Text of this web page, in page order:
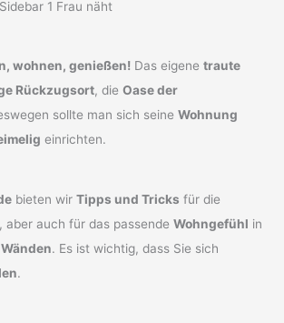
wohnen, genießen! Das eigenetraute
Rückzugsort, dieOase der
sollte man sich seineWohnung
einrichten.
bieten wirTipps und Tricks für die
, aber auch für das passendeWohngefühl in
. Es ist wichtig, dass Sie sich
.